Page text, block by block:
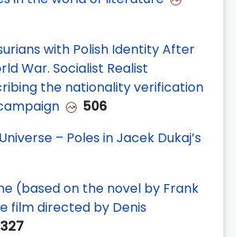
with Polish Identity After
War. Socialist Realist
the nationality verification
506
– Poles in Jacek Dukaj’s
(based on the novel by Frank
film directed by Denis
327